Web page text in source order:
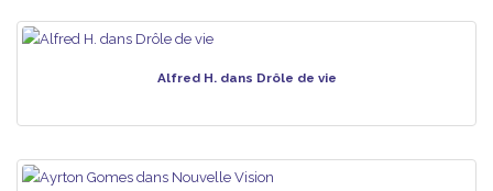
Alfred H. dans Drôle de vie